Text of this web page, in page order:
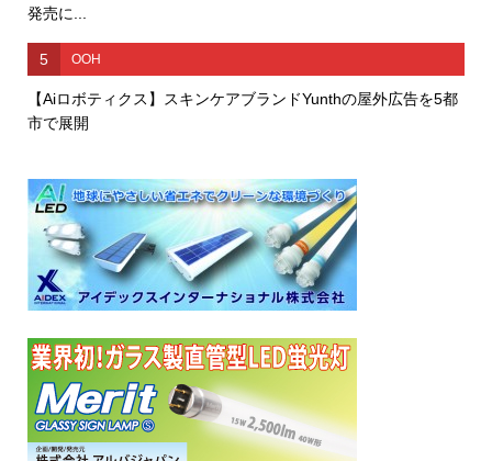
発売に...
5 OOH
【Aiロボティクス】スキンケアブランドYunthの屋外広告を5都
市で展開